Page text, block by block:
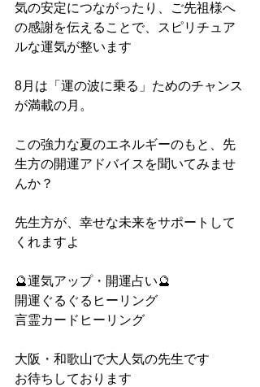
気の安定につながったり、ご先祖様へ
の感謝を伝えることで、スピリチュア
ルな運気が整います
8月は「運の波に乗る」ためのチャンス
が満載の月。
この強力な夏のエネルギーのもと、先
生方の開運アドバイスを聞いてみませ
んか？
先生方が、幸せな未来をサポートして
くれますよ
🔮運気アップ・開運占い🔮
開運ぐるぐるヒーリング
言霊カードヒーリング
大阪・和歌山で大人気の先生です
お待ちしております